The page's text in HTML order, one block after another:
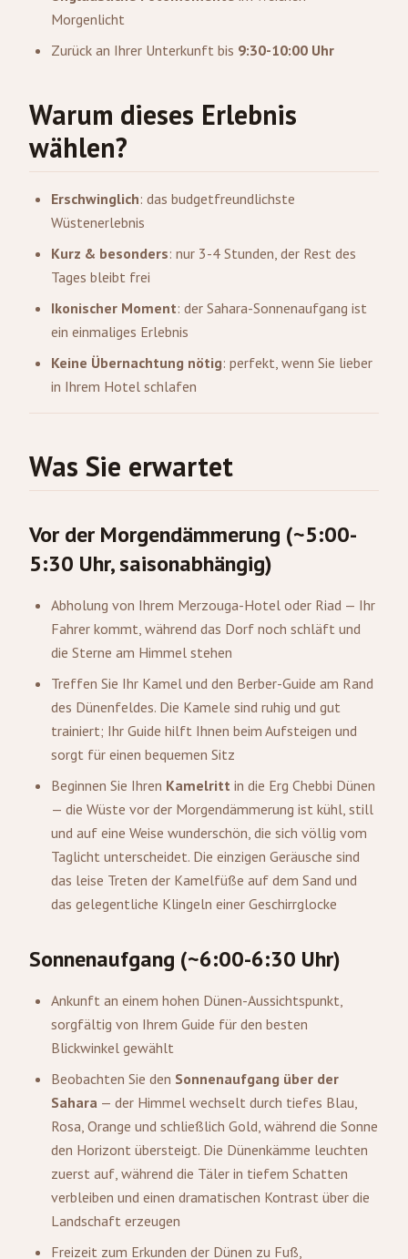
Morgenlicht
Zurück an Ihrer Unterkunft bis 9:30-10:00 Uhr
Warum dieses Erlebnis
wählen?
Erschwinglich: das budgetfreundlichste
Wüstenerlebnis
Kurz & besonders: nur 3-4 Stunden, der Rest des
Tages bleibt frei
Ikonischer Moment: der Sahara-Sonnenaufgang ist
ein einmaliges Erlebnis
Keine Übernachtung nötig: perfekt, wenn Sie lieber
in Ihrem Hotel schlafen
Was Sie erwartet
Vor der Morgendämmerung (~5:00-
5:30 Uhr, saisonabhängig)
Abholung von Ihrem Merzouga-Hotel oder Riad — Ihr
Fahrer kommt, während das Dorf noch schläft und
die Sterne am Himmel stehen
Treffen Sie Ihr Kamel und den Berber-Guide am Rand
des Dünenfeldes. Die Kamele sind ruhig und gut
trainiert; Ihr Guide hilft Ihnen beim Aufsteigen und
sorgt für einen bequemen Sitz
Beginnen Sie Ihren Kamelritt in die Erg Chebbi Dünen
— die Wüste vor der Morgendämmerung ist kühl, still
und auf eine Weise wunderschön, die sich völlig vom
Taglicht unterscheidet. Die einzigen Geräusche sind
das leise Treten der Kamelfüße auf dem Sand und
das gelegentliche Klingeln einer Geschirrglocke
Sonnenaufgang (~6:00-6:30 Uhr)
Ankunft an einem hohen Dünen-Aussichtspunkt,
sorgfältig von Ihrem Guide für den besten
Blickwinkel gewählt
Beobachten Sie den Sonnenaufgang über der
Sahara — der Himmel wechselt durch tiefes Blau,
Rosa, Orange und schließlich Gold, während die Sonne
den Horizont übersteigt. Die Dünenkämme leuchten
zuerst auf, während die Täler in tiefem Schatten
verbleiben und einen dramatischen Kontrast über die
Landschaft erzeugen
Freizeit zum Erkunden der Dünen zu Fuß,